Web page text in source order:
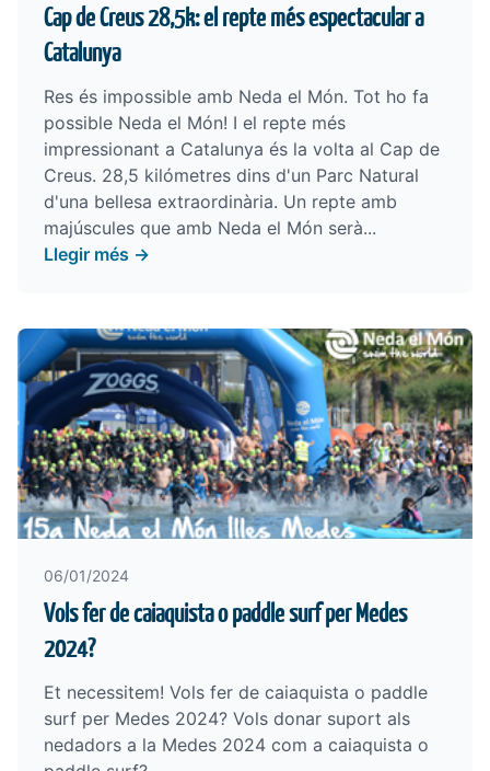
Cap de Creus 28,5k: el repte més espectacular a
Catalunya
Res és impossible amb Neda el Món. Tot ho fa
possible Neda el Món! I el repte més
impressionant a Catalunya és la volta al Cap de
Creus. 28,5 kilómetres dins d'un Parc Natural
d'una bellesa extraordinària. Un repte amb
majúscules que amb Neda el Món serà...
Llegir més →
06/01/2024
Vols fer de caiaquista o paddle surf per Medes
2024?
Et necessitem! Vols fer de caiaquista o paddle
surf per Medes 2024? Vols donar suport als
nedadors a la Medes 2024 com a caiaquista o